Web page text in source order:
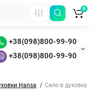
+38(098)800-99-90
+38(098)800-99-90
0
Hansa Скло в духовку